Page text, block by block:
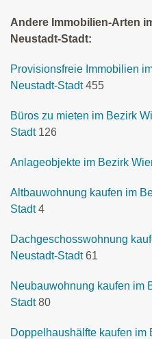
Andere Immobilien-Arten
Neustadt-Stadt:
Provisionsfreie Immobilien
Neustadt-Stadt 455
Büros zu mieten im Bezirk
Stadt 126
Anlageobjekte im Bezirk
Altbauwohnung kaufen im
Stadt 4
Dachgeschosswohnung
Neustadt-Stadt 61
Neubauwohnung kaufen im
Stadt 80
Doppelhaushälfte kaufen im